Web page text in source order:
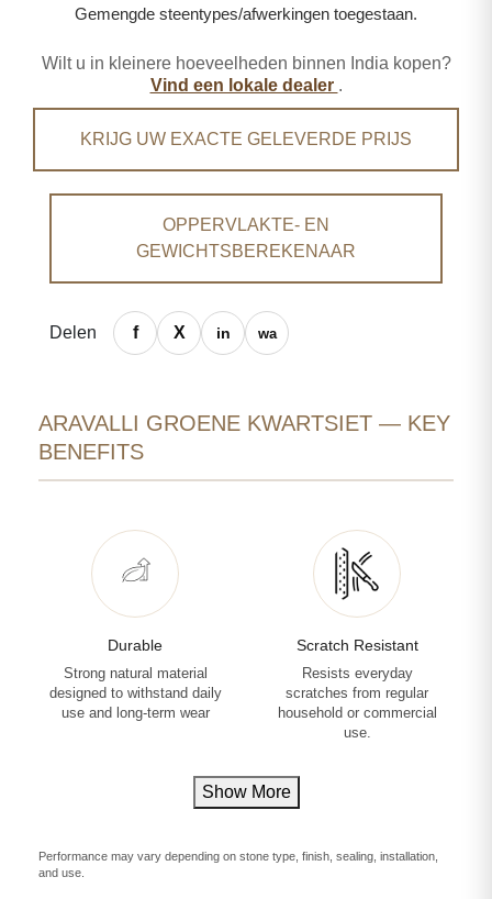
Gemengde steentypes/afwerkingen toegestaan.
Wilt u in kleinere hoeveelheden binnen India kopen?
Vind een lokale dealer .
KRIJG UW EXACTE GELEVERDE PRIJS
OPPERVLAKTE- EN
GEWICHTSBEREKENAAR
Delen
ARAVALLI GROENE KWARTSIET — KEY
BENEFITS
Durable
Strong natural material
designed to withstand daily
use and long-term wear
Scratch Resistant
Resists everyday
scratches from regular
household or commercial
use.
Show More
Performance may vary depending on stone type, finish, sealing, installation,
and use.